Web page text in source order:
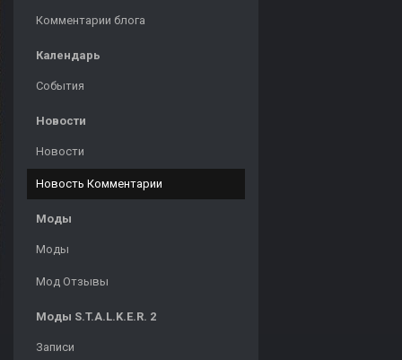
Комментарии блога
Календарь
События
Новости
Новости
Новость Комментарии
Моды
Моды
Мод Отзывы
Моды S.T.A.L.K.E.R. 2
Записи